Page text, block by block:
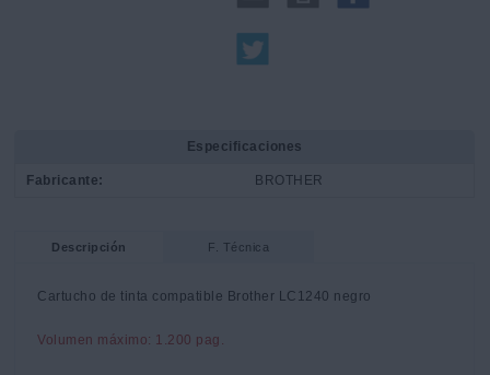
Especificaciones
Fabricante: BROTHER
Descripción F. Técnica
Cartucho de tinta compatible Brother LC1240 negro
Volumen máximo: 1.200 pag.